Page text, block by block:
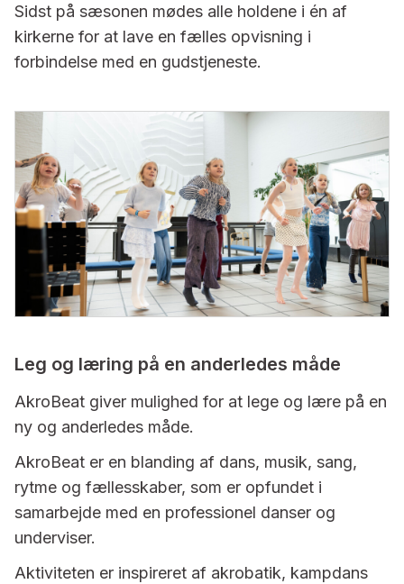
Sidst på sæsonen mødes alle holdene i én af
kirkerne for at lave en fælles opvisning i
forbindelse med en gudstjeneste.
Leg og læring på en anderledes måde
AkroBeat giver mulighed for at lege og lære på en
ny og anderledes måde.
AkroBeat er en blanding af dans, musik, sang,
rytme og fællesskaber, som er opfundet i
samarbejde med en professionel danser og
underviser.
Aktiviteten er inspireret af akrobatik, kampdans